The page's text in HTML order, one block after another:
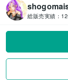
総販売実績：